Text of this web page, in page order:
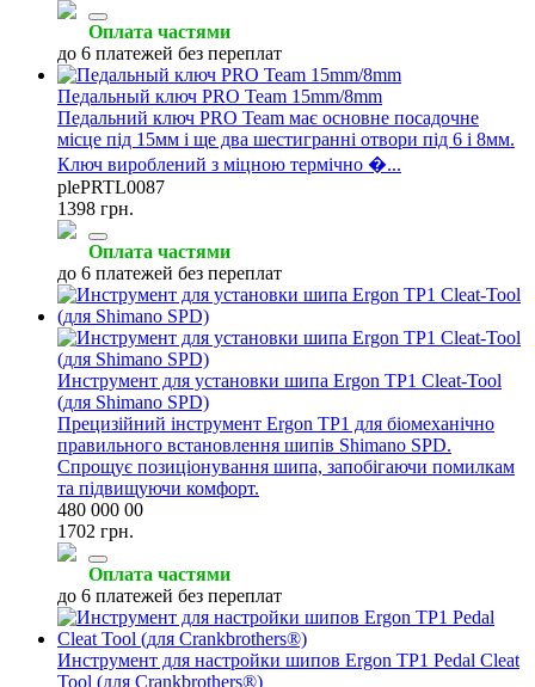
Оплата частями
до 6 платежей без переплат
Педальный ключ PRO Team 15mm/8mm
Педальний ключ PRO Team має основне посадочне
місце під 15мм і ще два шестигранні отвори під 6 і 8мм.
Ключ вироблений з міцною термічно �...
plePRTL0087
1398 грн.
Оплата частями
до 6 платежей без переплат
Инструмент для установки шипа Ergon TP1 Cleat-Tool
(для Shimano SPD)
Прецизійний інструмент Ergon TP1 для біомеханічно
правильного встановлення шипів Shimano SPD.
Спрощує позиціонування шипа, запобігаючи помилкам
та підвищуючи комфорт.
480 000 00
1702 грн.
Оплата частями
до 6 платежей без переплат
Инструмент для настройки шипов Ergon TP1 Pedal Cleat
Tool (для Crankbrothers®)